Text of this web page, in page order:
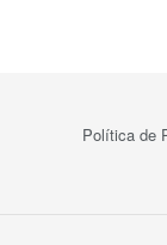
Política de